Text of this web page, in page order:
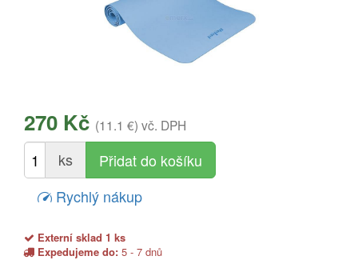
270 Kč (11.1 €) vč. DPH
ks
Rychlý nákup
Externí sklad 1 ks
Expedujeme do: 5 - 7 dnů